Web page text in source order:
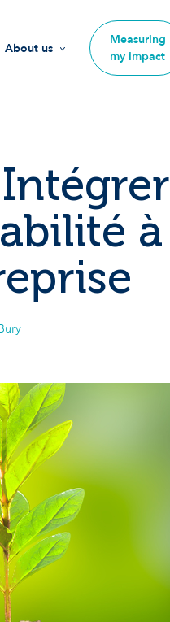
About us
Team
Join us
Measuring
my impact
à